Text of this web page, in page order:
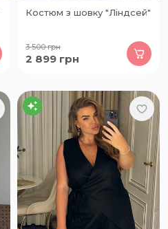
Костюм з шовку "Ліндсей"
3 500грн
2 899 грн